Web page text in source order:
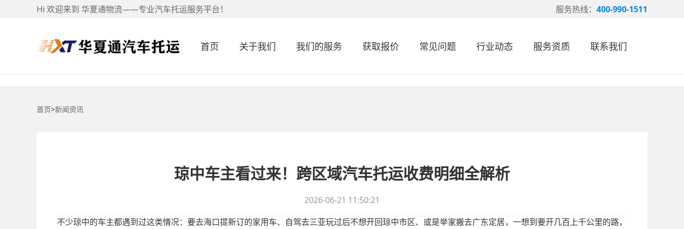
Hi 欢迎来到 华夏通物流——专业汽车托运服务平台！ 服务热线： 400-990-1511
首页 关于我们 我们的服务 获取报价 常见问题 行业动态 服务资质 联系我们
首页>新闻资讯
琼中车主看过来！跨区域汽车托运收费明细全解析
2026-06-21 11:50:21
不少琼中的车主都遇到过这类情况：要去海口提新订的家用车、自驾去三亚玩过后不想开回琼中市区、或是举家搬去广东定居，一想到要开几百上千公里的路，